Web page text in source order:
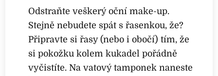
Odstraňte veškerý oční make-up.
Stejně nebudete spát s řasenkou, že?
Připravte si řasy (nebo i obočí) tím, že
si pokožku kolem kukadel pořádně
vyčistíte. Na vatový tamponek naneste